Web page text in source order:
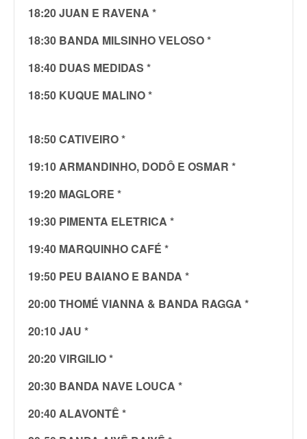
18:20 JUAN E RAVENA *
18:30 BANDA MILSINHO VELOSO *
18:40 DUAS MEDIDAS *
18:50 KUQUE MALINO *
18:50 CATIVEIRO *
19:10 ARMANDINHO, DODÔ E OSMAR *
19:20 MAGLORE *
19:30 PIMENTA ELETRICA *
19:40 MARQUINHO CAFÉ *
19:50 PEU BAIANO E BANDA *
20:00 THOMÉ VIANNA & BANDA RAGGA *
20:10 JAU *
20:20 VIRGILIO *
20:30 BANDA NAVE LOUCA *
20:40 ALAVONTÊ *